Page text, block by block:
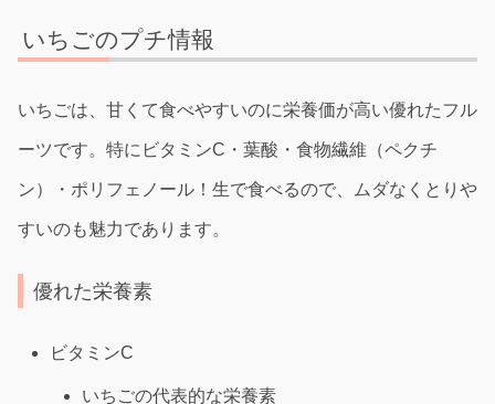
いちごのプチ情報
いちごは、甘くて食べやすいのに栄養価が高い優れたフル
ーツです。特にビタミンC・葉酸・食物繊維（ペクチ
ン）・ポリフェノール！生で食べるので、ムダなくとりや
すいのも魅力であります。
優れた栄養素
ビタミンC
いちごの代表的な栄養素